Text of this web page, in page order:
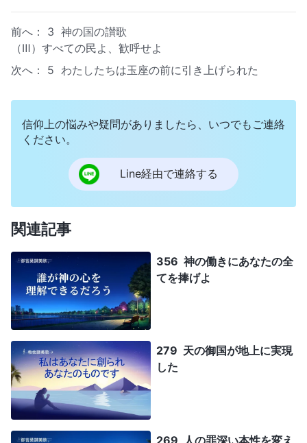
前へ： 3 神の国の讃歌
（Ⅲ）すべての民よ、歓呼せよ
次へ： 5 わたしたちは玉座の前に引き上げられた
信仰上の悩みや疑問がありましたら、いつでもご連絡
ください。
Line経由で連絡する
関連記事
356 神の働きにあなたの全
てを捧げよ
279 天の御国が地上に実現
した